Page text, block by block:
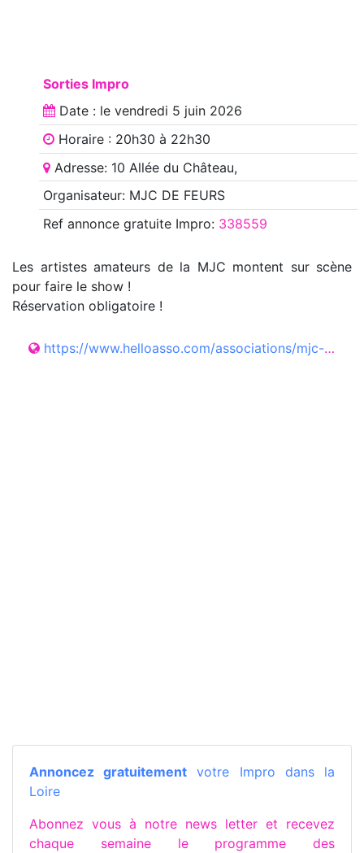
Sorties Impro
Date : le vendredi 5 juin 2026
Horaire : 20h30 à 22h30
Adresse: 10 Allée du Château,
Organisateur: MJC DE FEURS
Ref annoncegratuite Impro: 338559
Les artistes amateurs de la MJC montent sur scène
pour faire le show !
Réservation obligatoire !
https://www.helloasso.com/associations/mjc-de-feurs/evenements/match-d-impro-theatrale?_gl=1%2a1jxd1k7%2a_gcl_au%2aMTE3NDg1NDU0OC4xNzc2NjcxMjIz
Annoncez gratuitement votre Impro dans la
Loire
Abonnez vous à notre news letter et recevez
chaque semaine le programme des